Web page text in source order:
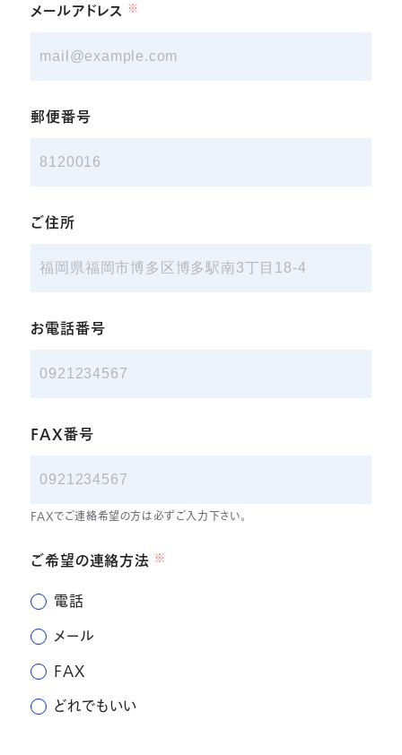
メールアドレス ※
郵便番号
ご住所
お電話番号
FAX番号
FAXでご連絡希望の方は必ずご入力下さい。
ご希望の連絡方法 ※
電話
メール
FAX
どれでもいい